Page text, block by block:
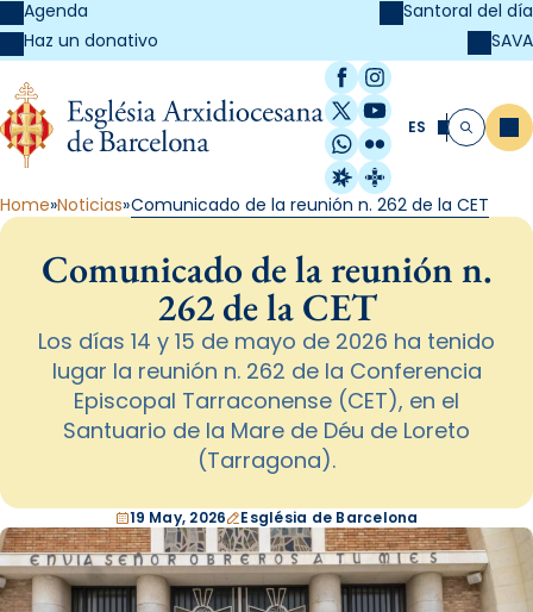
Agenda
Haz un donativo
Santoral del día
SAVA
Facebook
Instagram
X / Twitter
YouTube
WhatsApp
Flickr
Radio Estel
Catalunya
ES Buscar
Home Noticias Comunicado de la reunión n. 262 de la CET
Comunicado de la reunión n.
262 de la CET
Los días 14 y 15 de mayo de 2026 ha tenido
lugar la reunión n. 262 de la Conferencia
Episcopal Tarraconense (CET), en el
Santuario de la Mare de Déu de Loreto
(Tarragona).
19 May, 2026 Església de Barcelona